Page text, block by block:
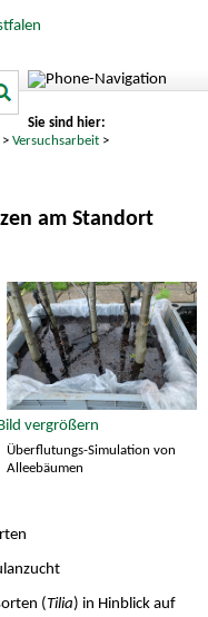
Sie sind hier:
>Versuchsarbeit >
am Standort
Überflutungs-Simulation von
Alleebäumen
(Tilia) in Hinblick auf